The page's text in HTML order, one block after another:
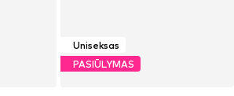
Uniseksas
PASIŪLYMAS